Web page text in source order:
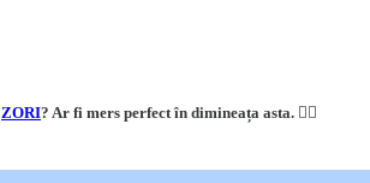
ZORI? Ar fi mers perfect în dimineața asta. 👇🏼